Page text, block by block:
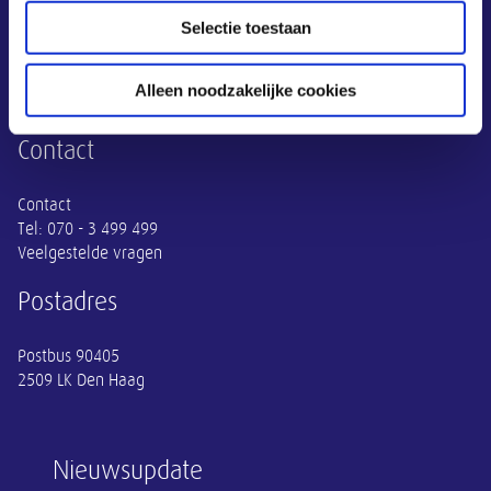
Selectie toestaan
Alleen noodzakelijke cookies
Nieuwsupdate
Adviezen
Actueel
Contact
Contact
Tel: 070 - 3 499 499
Veelgestelde vragen
Postadres
Postbus 90405
2509 LK Den Haag